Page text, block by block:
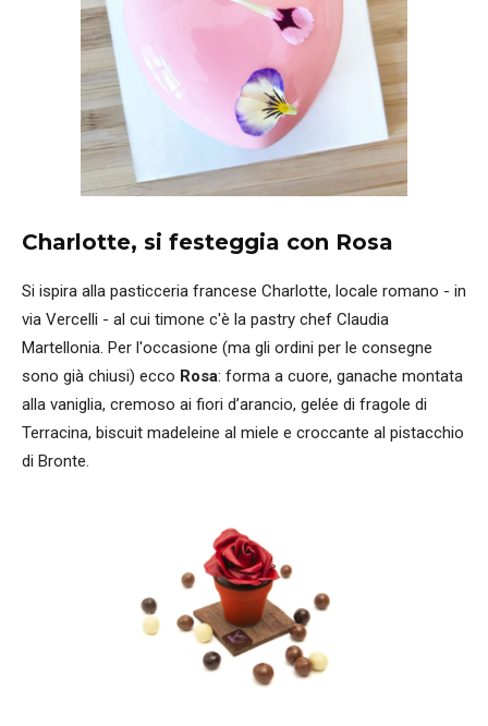
Charlotte, si festeggia con Rosa
Si ispira alla pasticceria francese Charlotte, locale romano - in
via Vercelli - al cui timone c'è la pastry chef Claudia
Martellonia. Per l'occasione (ma gli ordini per le consegne
sono già chiusi) ecco Rosa: forma a cuore, ganache montata
alla vaniglia, cremoso ai fiori d’arancio, gelée di fragole di
Terracina, biscuit madeleine al miele e croccante al pistacchio
di Bronte.